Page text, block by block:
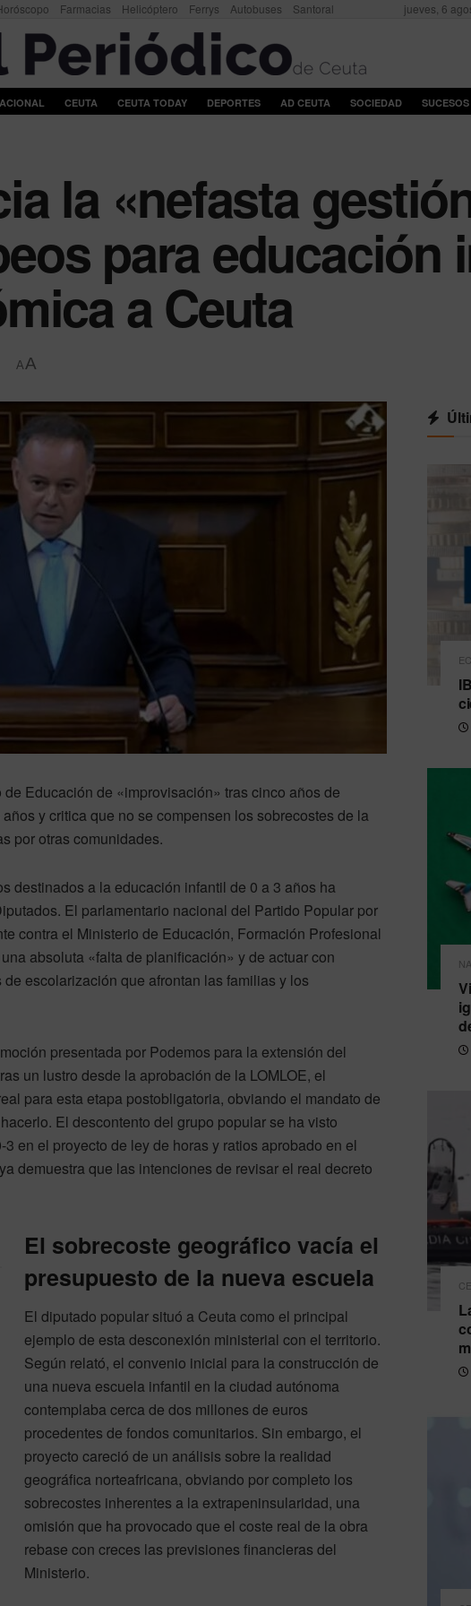
Farmacias Helicóptero Ferrys Autobuses Santoral jueves, 6
CEUTA CEUTA TODAY DEPORTES AD CEUTA SOCIEDAD SUCESOS
la «nefasta
para educación
a Ceuta
AA
Educación de «improvisación» tras cinco años de
y critica que no se compensen los sobrecostes de la
por otras comunidades.
destinados a la educación infantil de 0 a 3 años ha
El parlamentario nacional del Partido Popular por
contra el Ministerio de Educación, Formación Profesional
absoluta «falta de planificación» y de actuar con
escolarización que afrontan las familias y los
presentada por Podemos para la extensión del
un lustro desde la aprobación de la LOMLOE, el
para esta etapa postobligatoria, obviando el mandato de
El descontento del grupo popular se ha visto
en el proyecto de ley de horas y ratios aprobado en el
demuestra que las intenciones de revisar el real decreto
El sobrecoste geográfico vacía el
presupuesto de la nueva escuela
El diputado popular situó a Ceuta como el principal
ejemplo de esta desconexión ministerial con el territorio.
Según relató, el convenio inicial para la construcción de
una nueva escuela infantil en la ciudad autónoma
contemplaba cerca de dos millones de euros
procedentes de fondos comunitarios. Sin embargo, el
proyecto careció de un análisis sobre la realidad
geográfica norteafricana, obviando por completo los
sobrecostes inherentes a la extrapeninsularidad, una
omisión que ha provocado que el coste real de la obra
rebase con creces las previsiones financieras del
Ministerio.